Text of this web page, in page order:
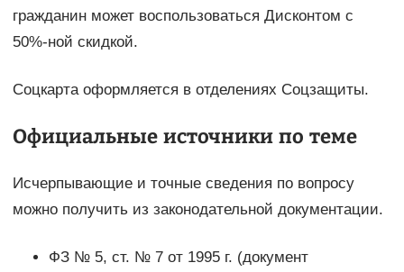
гражданин может воспользоваться Дисконтом с
50%-ной скидкой.
Соцкарта оформляется в отделениях Соцзащиты.
Официальные источники по теме
Исчерпывающие и точные сведения по вопросу
можно получить из законодательной документации.
ФЗ № 5, ст. № 7 от 1995 г. (документ